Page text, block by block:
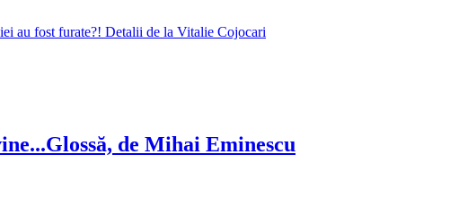
au fost furate?! Detalii de la Vitalie Cojocari
de Mihai Eminescu